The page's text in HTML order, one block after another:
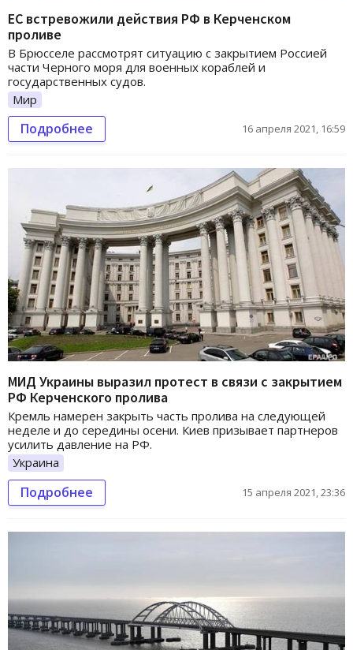
ЕС встревожили действия РФ в Керченском
проливе
В Брюсселе рассмотрят ситуацию с закрытием Россией
части Черного моря для военных кораблей и
государственных судов.
Мир
Подробнее 16 апреля 2021, 16:59
МИД Украины выразил протест в связи с закрытием
РФ Керченского пролива
Кремль намерен закрыть часть пролива на следующей
неделе и до середины осени. Киев призывает партнеров
усилить давление на РФ.
Украина
Подробнее 15 апреля 2021, 23:36